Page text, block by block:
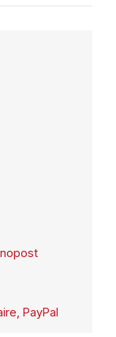
PayPal